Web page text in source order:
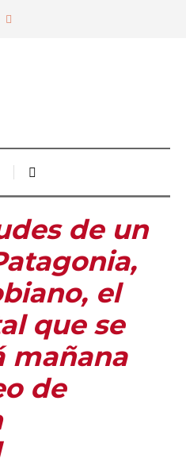
de un
el
que se
mañana
de